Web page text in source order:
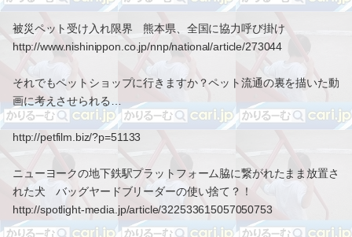
被災ペット受け入れ限界 熊本県、全国に協力呼び掛け
http://www.nishinippon.co.jp/nnp/national/article/273044
それでもペットショップに行きますか？ペット流通の裏を描いた動
画に考えさせられる…
http://petfilm.biz/?p=51133
ニューヨークの地下鉄駅プラットフォーム脇に繋がれたまま放置さ
れた犬 バッグヤードブリーダーの使い捨て？！
http://spotlight-media.jp/article/322533615057050753